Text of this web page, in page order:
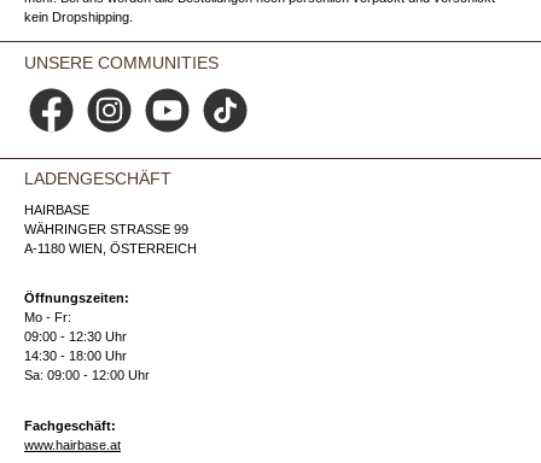
kein Dropshipping.
UNSERE COMMUNITIES
Facebook Instagram YouTube TikTok
LADENGESCHÄFT
HAIRBASE
WÄHRINGER STRASSE 99
A-1180 WIEN, ÖSTERREICH
Öffnungszeiten:
Mo - Fr:
09:00 - 12:30 Uhr
14:30 - 18:00 Uhr
Sa: 09:00 - 12:00 Uhr
Fachgeschäft:
www.hairbase.at